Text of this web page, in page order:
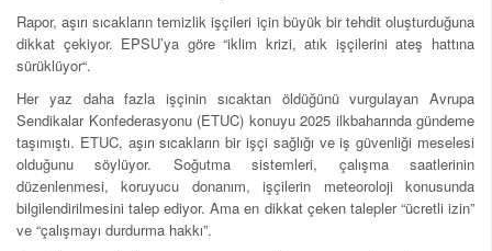
Rapor, aşırı sıcakların temizlik işçileri için büyük bir tehdit oluşturduğuna
dikkat çekiyor. EPSU’ya göre “iklim krizi, atık işçilerini ateş hattına
sürüklüyor“.
Her yaz daha fazla işçinin sıcaktan öldüğünü vurgulayan Avrupa
Sendikalar Konfederasyonu (ETUC) konuyu 2025 ilkbaharında gündeme
taşımıştı. ETUC, aşırı sıcakların bir işçi sağlığı ve iş güvenliği meselesi
olduğunu söylüyor. Soğutma sistemleri, çalışma saatlerinin
düzenlenmesi, koruyucu donanım, işçilerin meteoroloji konusunda
bilgilendirilmesini talep ediyor. Ama en dikkat çeken talepler “ücretli izin”
ve “çalışmayı durdurma hakkı”.